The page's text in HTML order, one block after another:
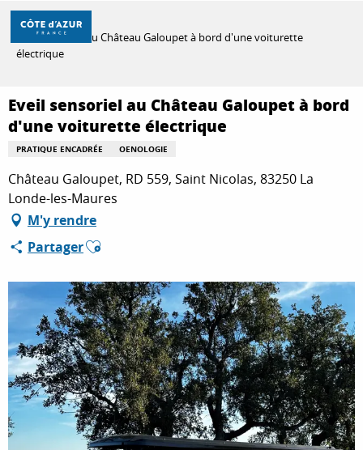
Aller
contenu
À FAIRE
SÉJOURNER
Accueil
Eveil sensoriel au Château Galoupet à bord d'une voiturette
électrique
Eveil sensoriel au Château Galoupet à bord
d'une voiturette électrique
PRATIQUE ENCADRÉE OENOLOGIE
Château Galoupet, RD 559, Saint Nicolas, 83250 La
Londe-les-Maures
M'y rendre
PartagerAjouter aux favoris